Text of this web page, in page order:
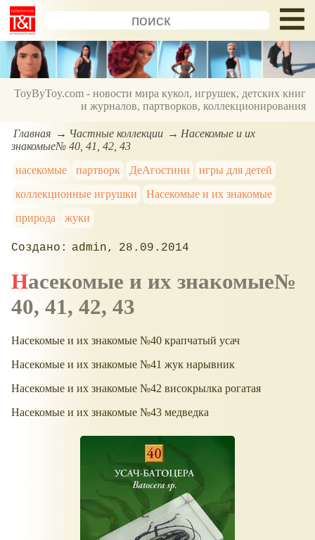
ToyByToy.com - новости мира кукол, игрушек, детских книг
и журналов, партворков, коллекционирования
Главная Частные коллекции
Насекомые и их
знакомые№ 40, 41, 42, 43
насекомые
партворк ДеАгостини
игры для детей
коллекционные игрушки
Насекомые и их знакомые
природа
жуки
admin 28.09.2014
Насекомые и их знакомые№
40, 41, 42, 43
Насекомые и их знакомые №40 крапчатый усач
Насекомые и их знакомые №41 жук нарывник
Насекомые и их знакомые №42 високрылка рогатая
Насекомые и их знакомые №43 медведка